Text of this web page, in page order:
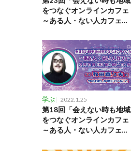
をつなぐオンラインカフェ
～ある人・ない人カフェ
学ぶ 2022.1.25
第18回「会えない時も地域
をつなぐオンラインカフェ
～ある人・ない人カフェ